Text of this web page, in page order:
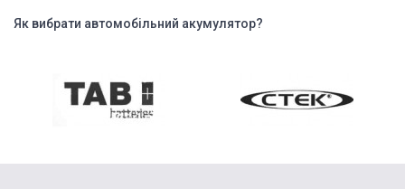
Як вибрати автомобільний акумулятор?